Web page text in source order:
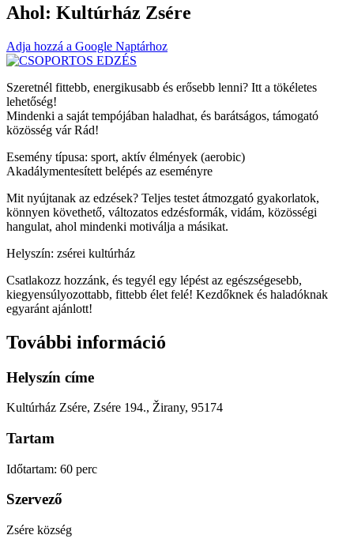
Ahol: Kultúrház Zsére
Adja hozzá a Google Naptárhoz
Szeretnél fittebb, energikusabb és erősebb lenni? Itt a tökéletes
lehetőség!
Mindenki a saját tempójában haladhat, és barátságos, támogató
közösség vár Rád!
Esemény típusa: sport, aktív élmények (aerobic)
Akadálymentesített belépés az eseményre
Mit nyújtanak az edzések? Teljes testet átmozgató gyakorlatok,
könnyen követhető, változatos edzésformák, vidám, közösségi
hangulat, ahol mindenki motiválja a másikat.
Helyszín: zsérei kultúrház
Csatlakozz hozzánk, és tegyél egy lépést az egészségesebb,
kiegyensúlyozottabb, fittebb élet felé! Kezdőknek és haladóknak
egyaránt ajánlott!
További információ
Helyszín címe
Kultúrház Zsére, Zsére 194., Žirany, 95174
Tartam
Időtartam: 60 perc
Szervező
Zsére község